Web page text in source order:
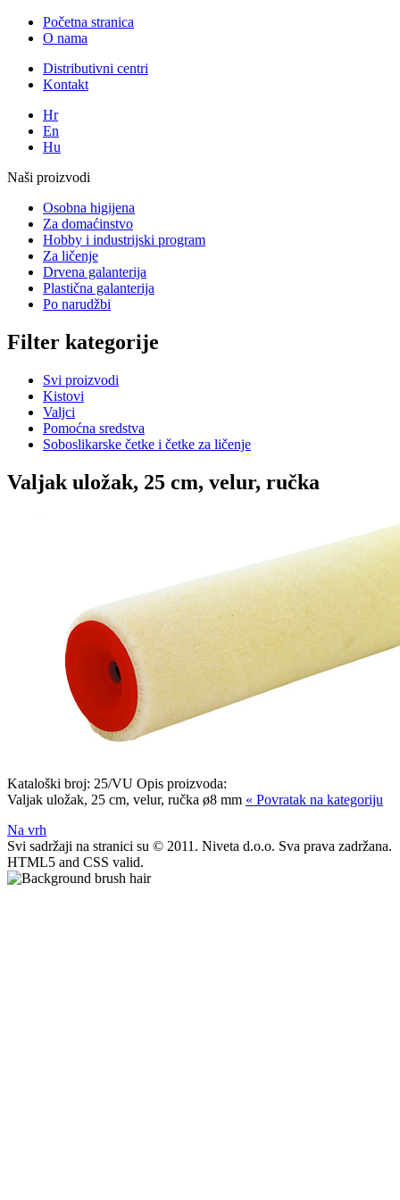
Početna stranica
O nama
Distributivni centri
Kontakt
Hr
En
Hu
Naši proizvodi
Osobna higijena
Za domaćinstvo
Hobby i industrijski program
Za ličenje
Drvena galanterija
Plastična galanterija
Po narudžbi
Filter kategorije
Svi proizvodi
Kistovi
Valjci
Pomoćna sredstva
Soboslikarske četke i četke za ličenje
Valjak uložak, 25 cm, velur, ručka
Kataloški broj: 25/VU Opis proizvoda:
Valjak uložak, 25 cm, velur, ručka ø8 mm « Povratak na kategoriju
Na vrh
Svi sadržaji na stranici su © 2011. Niveta d.o.o. Sva prava zadržana.
HTML5 and CSS valid.